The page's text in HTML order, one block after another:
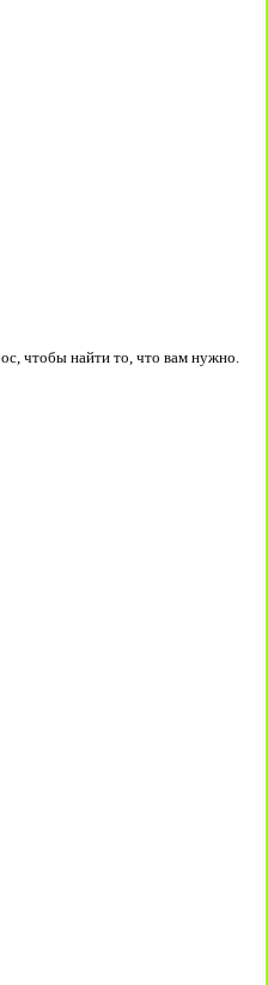
чтобы найти то, что вам нужно.